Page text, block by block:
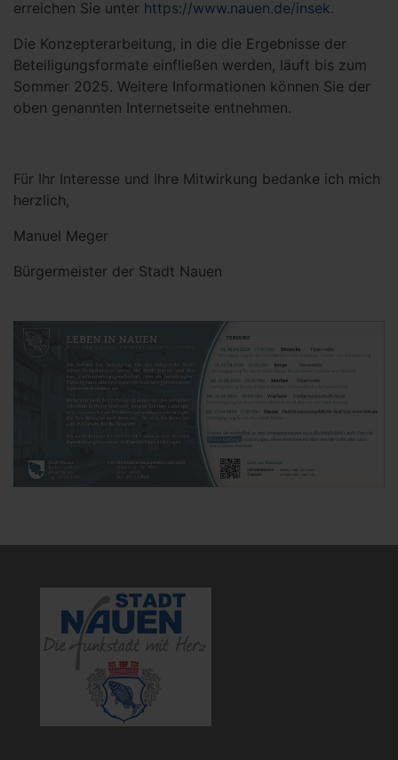
erreichen Sie unter https://www.nauen.de/insek.
Die Konzepterarbeitung, in die die Ergebnisse der
Beteiligungsformate einfließen werden, läuft bis zum
Sommer 2025. Weitere Informationen können Sie der
oben genannten Internetseite entnehmen.
Für Ihr Interesse und Ihre Mitwirkung bedanke ich mich
herzlich,
Manuel Meger
Bürgermeister der Stadt Nauen